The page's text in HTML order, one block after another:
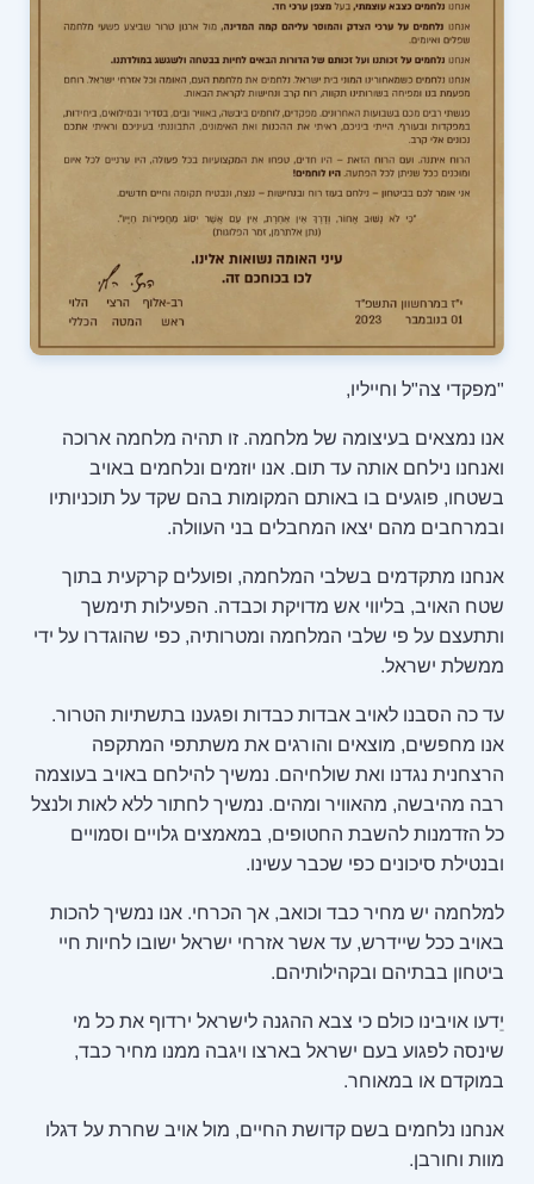
"מפקדי צה"ל וחייליו,
אנו נמצאים בעיצומה של מלחמה. זו תהיה מלחמה ארוכה
ואנחנו נילחם אותה עד תום. אנו יוזמים ונלחמים באויב
בשטחו, פוגעים בו באותם המקומות בהם שקד על תוכניותיו
ובמרחבים מהם יצאו המחבלים בני העוולה.
אנחנו מתקדמים בשלבי המלחמה, ופועלים קרקעית בתוך
שטח האויב, בליווי אש מדויקת וכבדה. הפעילות תימשך
ותתעצם על פי שלבי המלחמה ומטרותיה, כפי שהוגדרו על ידי
ממשלת ישראל.
עד כה הסבנו לאויב אבדות כבדות ופגענו בתשתיות הטרור.
אנו מחפשים, מוצאים והורגים את משתתפי המתקפה
הרצחנית נגדנו ואת שולחיהם. נמשיך להילחם באויב בעוצמה
רבה מהיבשה, מהאוויר ומהים. נמשיך לחתור ללא לאות ולנצל
כל הזדמנות להשבת החטופים, במאמצים גלויים וסמויים
ובנטילת סיכונים כפי שכבר עשינו.
למלחמה יש מחיר כבד וכואב, אך הכרחי. אנו נמשיך להכות
באויב ככל שיידרש, עד אשר אזרחי ישראל ישובו לחיות חיי
ביטחון בבתיהם ובקהילותיהם.
יֵדעו אויבינו כולם כי צבא ההגנה לישראל ירדוף את כל מי
שינסה לפגוע בעם ישראל בארצו ויגבה ממנו מחיר כבד,
במוקדם או במאוחר.
אנחנו נלחמים בשם קדושת החיים, מול אויב שחרת על דגלו
מוות וחורבן.